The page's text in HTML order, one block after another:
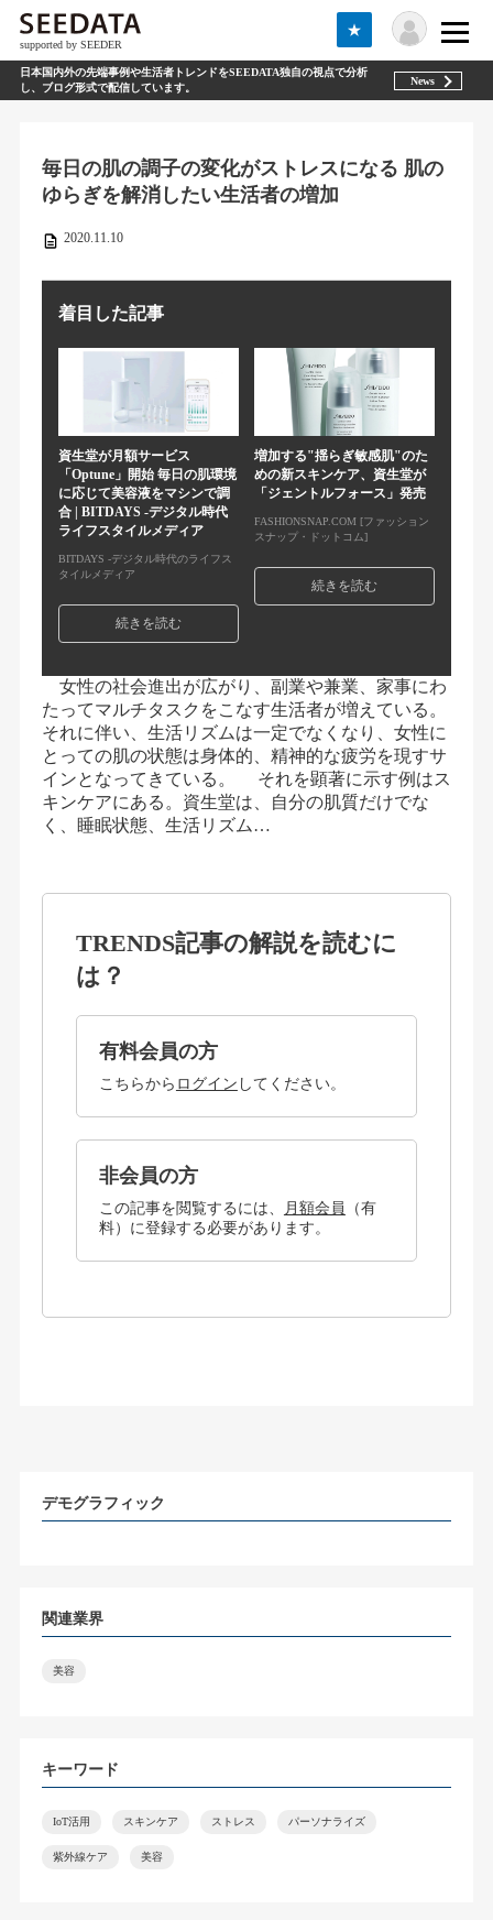
supported by SEEDER
★
日本国内外の先端事例や生活者トレンドをSEEDATA独自の視点で分析
し、ブログ形式で配信しています。
News
毎日の肌の調子の変化がストレスになる 肌の
ゆらぎを解消したい生活者の増加
2020.11.10
着目した記事
資生堂が月額サービス
「Optune」開始 毎日の肌環境
に応じて美容液をマシンで調
合 | BITDAYS -デジタル時代
ライフスタイルメディア
BITDAYS -デジタル時代のライフス
タイルメディア
続きを読む
増加する"揺らぎ敏感肌"のた
めの新スキンケア、資生堂が
「ジェントルフォース」発売
FASHIONSNAP.COM [ファッション
スナップ・ドットコム]
続きを読む
女性の社会進出が広がり、副業や兼業、家事にわ
たってマルチタスクをこなす生活者が増えている。
それに伴い、生活リズムは一定でなくなり、女性に
とっての肌の状態は身体的、精神的な疲労を現すサ
インとなってきている。 それを顕著に示す例はス
キンケアにある。資生堂は、自分の肌質だけでな
く、睡眠状態、生活リズム…
TRENDS記事の解説を読むに
は？
有料会員の方
こちらから ログイン してください。
非会員の方
この記事を閲覧するには、 月額会員
（有
料）に登録する必要があります。
デモグラフィック
関連業界
美容
キーワード
IoT活用 スキンケア ストレス パーソナライズ
紫外線ケア 美容